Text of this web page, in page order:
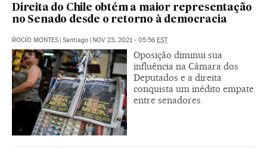
Direita do Chile obtém a maior representação
no Senado desde o retorno à democracia
ROCÍO MONTES | Santiago | NOV 23, 2021 - 05:56 EST
Oposição diminui sua
influência na Câmara dos
Deputados e a direita
conquista um inédito empate
entre senadores